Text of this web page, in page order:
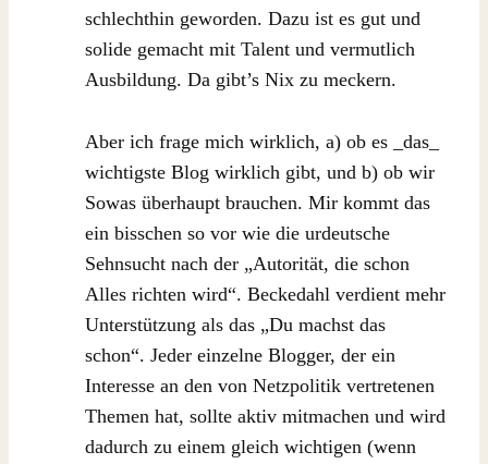
schlechthin geworden. Dazu ist es gut und
solide gemacht mit Talent und vermutlich
Ausbildung. Da gibt’s Nix zu meckern.
Aber ich frage mich wirklich, a) ob es _das_
wichtigste Blog wirklich gibt, und b) ob wir
Sowas überhaupt brauchen. Mir kommt das
ein bisschen so vor wie die urdeutsche
Sehnsucht nach der „Autorität, die schon
Alles richten wird“. Beckedahl verdient mehr
Unterstützung als das „Du machst das
schon“. Jeder einzelne Blogger, der ein
Interesse an den von Netzpolitik vertretenen
Themen hat, sollte aktiv mitmachen und wird
dadurch zu einem gleich wichtigen (wenn